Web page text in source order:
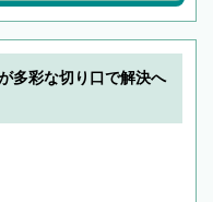
多彩な切り口で解決へ